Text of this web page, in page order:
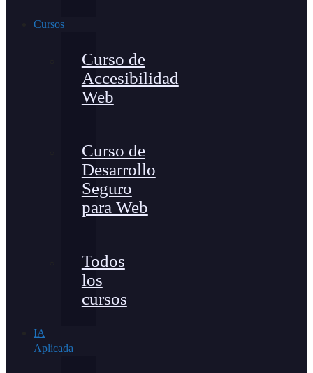
Cursos
Curso de
Accesibilidad
Web
Curso de
Desarrollo
Seguro
para Web
Todos
los
cursos
IA
Aplicada